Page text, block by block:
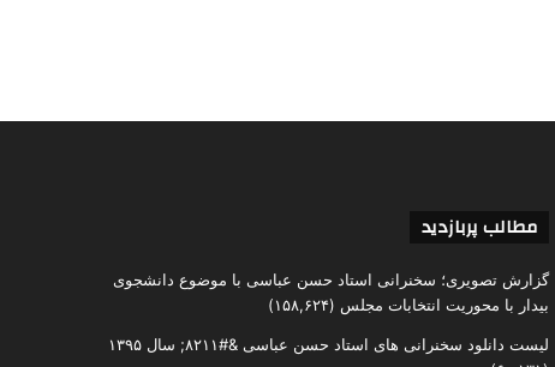
مطالب پربازدید
گزارش تصویری؛ سخنرانی استاد حسن عباسی با موضوع دانشجوی
بیدار با محوریت انتخابات مجلس (۱۵۸,۶۲۴)
لیست دانلود سخنرانی های استاد حسن عباسی &#۸۲۱۱; سال ۱۳۹۵